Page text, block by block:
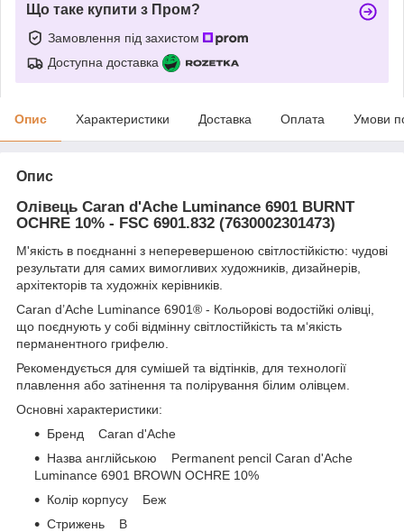
Що таке купити з Пром?
Замовлення під захистом
Доступна доставка
Опис Характеристики Доставка Оплата Умови
Опис
Олівець Caran d'Ache Luminance 6901 BURNT
OCHRE 10% - FSC 6901.832 (7630002301473)
М'якість в поєднанні з неперевершеною світлостійкістю: чудові
результати для самих вимогливих художників, дизайнерів,
архітекторів та художніх керівників.
Caran d’Ache Luminance 6901® - Кольорові водостійкі олівці,
що поєднують у собі відмінну світлостійкість та м‘якість
перманентного грифелю.
Рекомендується для сумішей та відтінків, для технології
плавлення або затінення та полірування білим олівцем.
Основні характеристики:
Бренд Caran d'Ache
Назва англійською Permanent pencil Caran d'Ache
Luminance 6901 BROWN OCHRE 10%
Колір корпусу Беж
Стрижень B